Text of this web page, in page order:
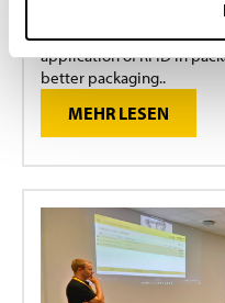
In collaboration with
Dennison, Turck Vilant
application of RFID in
better packaging..
MEHR LESEN